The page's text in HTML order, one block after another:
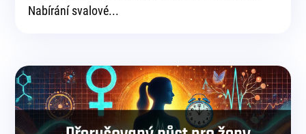
Nabírání svalové...